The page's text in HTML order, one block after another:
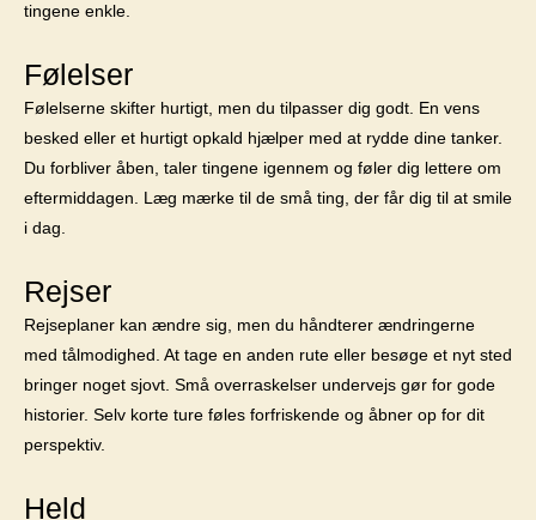
tingene enkle.
Følelser
Følelserne skifter hurtigt, men du tilpasser dig godt. En vens
besked eller et hurtigt opkald hjælper med at rydde dine tanker.
Du forbliver åben, taler tingene igennem og føler dig lettere om
eftermiddagen. Læg mærke til de små ting, der får dig til at smile
i dag.
Rejser
Rejseplaner kan ændre sig, men du håndterer ændringerne
med tålmodighed. At tage en anden rute eller besøge et nyt sted
bringer noget sjovt. Små overraskelser undervejs gør for gode
historier. Selv korte ture føles forfriskende og åbner op for dit
perspektiv.
Held